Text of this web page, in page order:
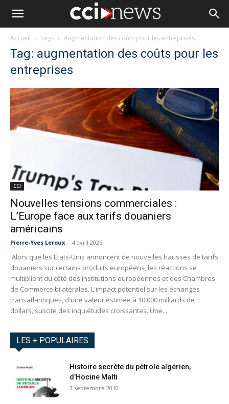
Accueil Tags Augmentation des coûts pour les entreprises
Tag: augmentation des coûts pour les
entreprises
CCI
Nouvelles tensions commerciales :
L’Europe face aux tarifs douaniers
américains
Pierre-Yves Leroux - 4 avril 2025
Alors que les États-Unis annoncent de nouvelles hausses de tarifs
douaniers sur certains produits européens, les réactions se
multiplient du côté des institutions européennes et des Chambres
de Commerce bilatérales. L'impact potentiel sur les échanges
transatlantiques, d'une valeur estimée à 10 000 milliards de
dollars, suscite des inquiétudes croissantes. Une...
LES + POPULAIRES
Histoire secrète du pétrole algérien,
d’Hocine Malti
3 septembre 2010